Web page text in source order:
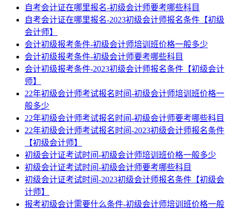
自考会计证在哪里报名-初级会计师要考哪些科目
自考会计证在哪里报名-2023初级会计师报名条件【初级
会计师】
会计初级报考条件-初级会计师培训班价格一般多少
会计初级报考条件-初级会计师要考哪些科目
会计初级报考条件-2023初级会计师报名条件【初级会计
师】
22年初级会计师考试报名时间-初级会计师培训班价格一
般多少
22年初级会计师考试报名时间-初级会计师要考哪些科目
22年初级会计师考试报名时间-2023初级会计师报名条件
【初级会计师】
初级会计证考试时间-初级会计师培训班价格一般多少
初级会计证考试时间-初级会计师要考哪些科目
初级会计证考试时间-2023初级会计师报名条件【初级会
计师】
报考初级会计需要什么条件-初级会计师培训班价格一般